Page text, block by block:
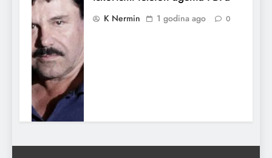
K Nermin 1 godina ago 0
Indija potvrdila da je napala